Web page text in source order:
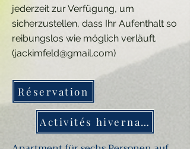
jederzeit zur Verfügung, um
sicherzustellen, dass Ihr Aufenthalt so
reibungslos wie möglich verläuft.
(jackimfeld@gmail.com)
Réservation
Activités hivernales